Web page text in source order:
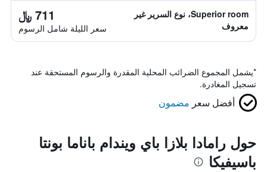
Superior room، نوع السرير غير
معروف
711 ﷼
سعر الليلة شامل الرسوم
*يشمل المجموع الضرائب المحلية المقدرة والرسوم المستحقة عند
تسجيل المغادرة.
أفضل سعر مضمون
حول رامادا بلازا باي ويندام باناما بونتا
باسيفيكا